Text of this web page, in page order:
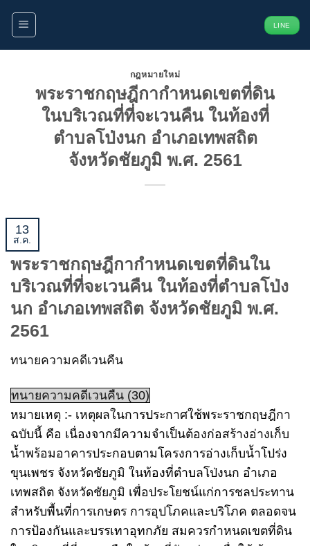
ข้าม
ยัง
LINE
กฎหมายใหม่
พระราชกฤษฎีกากำหนดเขตที่ดิน
ในบริเวณที่ที่จะเวนคืน ในท้องที่
ตำบลโป่งนก อำเภอเทพสถิต
จังหวัดชัยภูมิ พ.ศ. 2561
13
ส.ค.
พระราชกฤษฎีกากำหนดเขตที่ดินใน
บริเวณที่ที่จะเวนคืน ในท้องที่ตำบลโป่ง
นก อำเภอเทพสถิต จังหวัดชัยภูมิ พ.ศ.
2561
ทนายความคดีเวนคืน
ทนายความคดีเวนคืน (30)
หมายเหตุ :- เหตุผลในการประกาศใช้พระราชกฤษฎีกา
ฉบับนี้ คือ เนื่องจากมีความจำเป็นต้องก่อสร้างอ่างเก็บ
น้ำพร้อมอาคารประกอบตามโครงการอ่างเก็บน้ำโปร่ง
ขุนเพชร จังหวัดชัยภูมิ ในท้องที่ตำบลโป่งนก อำเภอ
เทพสถิต จังหวัดชัยภูมิ เพื่อประโยชน์แก่การชลประทาน
สำหรับพื้นที่การเกษตร การอุปโภคและบริโภค ตลอดจน
การป้องกันและบรรเทาอุทกภัย สมควรกำหนดเขตที่ดิน